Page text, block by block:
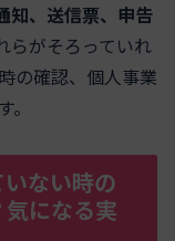
知、送信票、申告
らがそろっていれ
の確認、個人事業
ない時の
になる実